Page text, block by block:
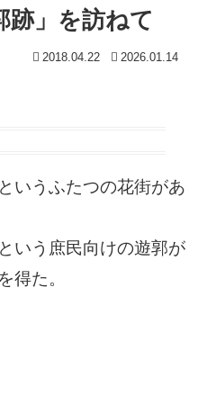
」を訪ねて
2018.04.22 2026.01.14
いうふたつの花街があ
いう庶民向けの遊郭が
得た。